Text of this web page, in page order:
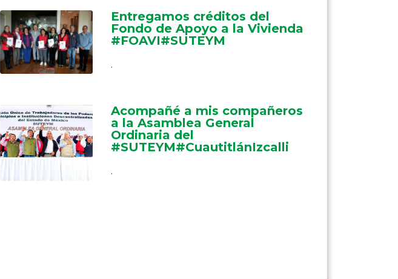
Entregamos créditos del
Fondo de Apoyo a la Vivienda
#FOAVI#SUTEYM
.
Acompañé a mis compañeros
a la Asamblea General
Ordinaria del
#SUTEYM#CuautitlánIzcalli
.